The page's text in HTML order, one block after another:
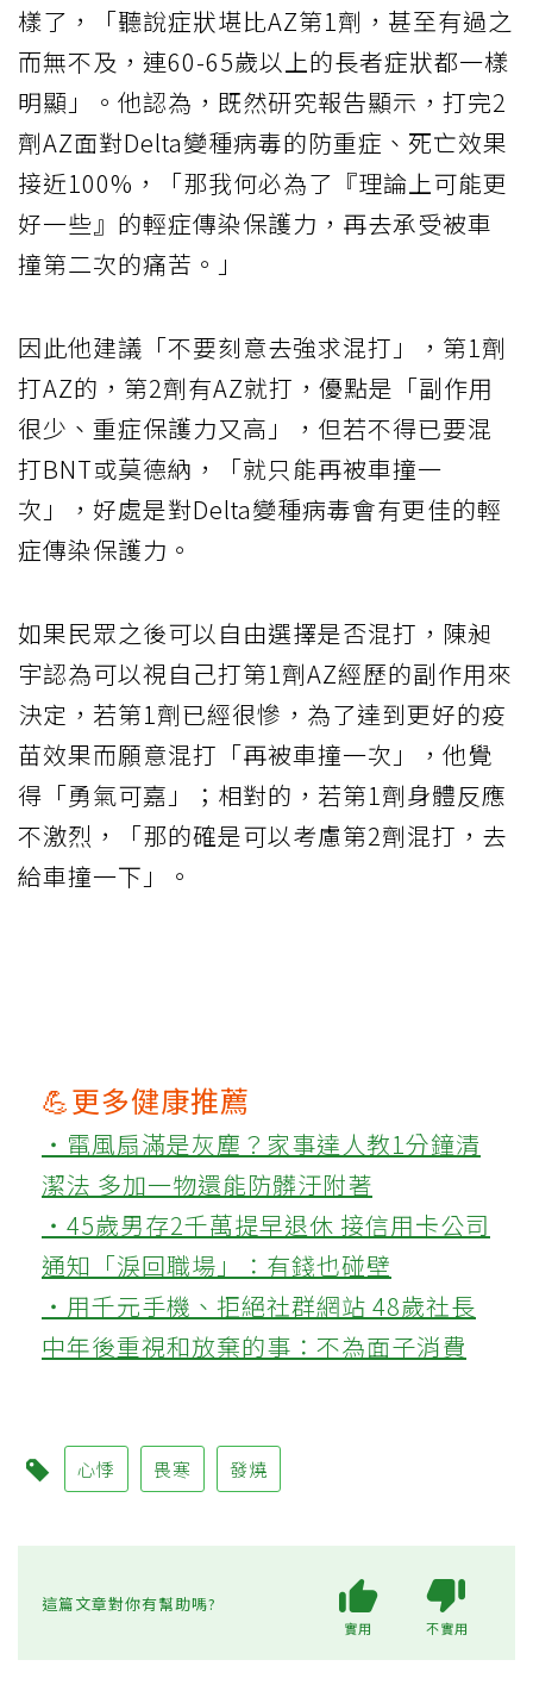
樣了，「聽說症狀堪比AZ第1劑，甚至有過之
而無不及，連60-65歲以上的長者症狀都一樣
明顯」。他認為，既然研究報告顯示，打完2
劑AZ面對Delta變種病毒的防重症、死亡效果
接近100%，「那我何必為了『理論上可能更
好一些』的輕症傳染保護力，再去承受被車
撞第二次的痛苦。」
因此他建議「不要刻意去強求混打」，第1劑
打AZ的，第2劑有AZ就打，優點是「副作用
很少、重症保護力又高」，但若不得已要混
打BNT或莫德納，「就只能再被車撞一
次」，好處是對Delta變種病毒會有更佳的輕
症傳染保護力。
如果民眾之後可以自由選擇是否混打，陳昶
宇認為可以視自己打第1劑AZ經歷的副作用來
決定，若第1劑已經很慘，為了達到更好的疫
苗效果而願意混打「再被車撞一次」，他覺
得「勇氣可嘉」；相對的，若第1劑身體反應
不激烈，「那的確是可以考慮第2劑混打，去
給車撞一下」。
💪更多健康推薦
‧電風扇滿是灰塵？家事達人教1分鐘清
潔法 多加一物還能防髒汙附著
‧45歲男存2千萬提早退休 接信用卡公司
通知「淚回職場」：有錢也碰壁
‧用千元手機、拒絕社群網站 48歲社長
中年後重視和放棄的事：不為面子消費
心悸 畏寒 發燒
這篇文章對你有幫助嗎?
實用 不實用